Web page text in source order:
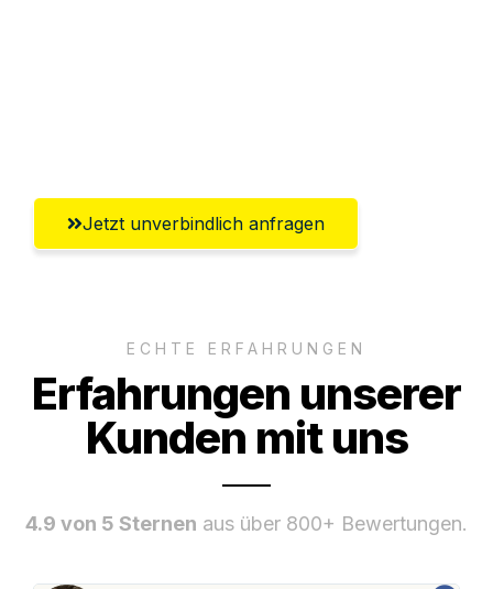
Jetzt unverbindlich anfragen
ECHTE ERFAHRUNGEN
Erfahrungen unserer
Kunden mit uns
4.9 von 5 Sternen aus über 800+ Bewertungen.